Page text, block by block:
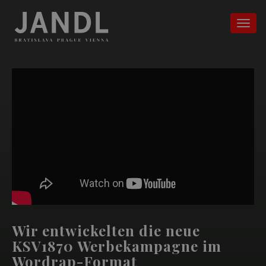
Wir entwickelten die neue
KSV1870 Werbekampagne im
Wordrap-Format